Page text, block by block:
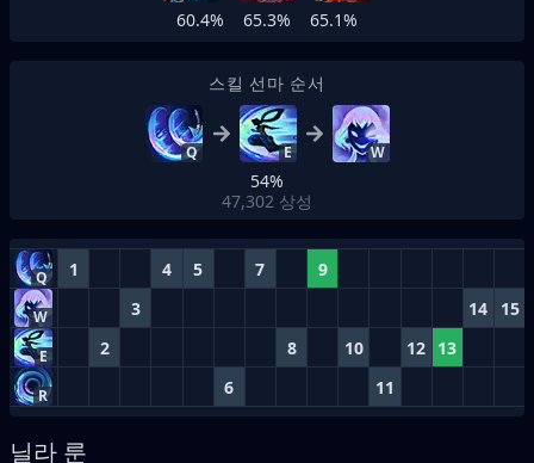
60.4% 65.3% 65.1%
스킬 선마 순서
Q E W
54%
47,302 상성
Q 1 4 5 7 9
W 3 14 15
E 2 8 10 12 13
R 6 11
닐라 룬